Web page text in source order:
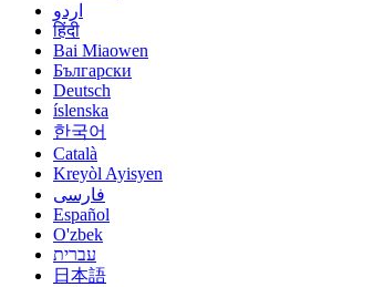
اردو
हिंदी
Bai Miaowen
Български
Deutsch
íslenska
한국어
Català
Kreyòl Ayisyen
فارسی
Español
O'zbek
עברית
日本語